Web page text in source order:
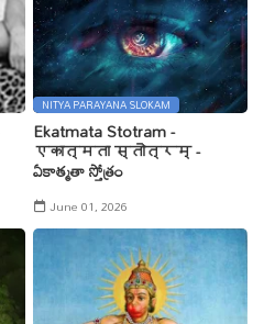
NITYA PARAYANA SLOKAM
Ekatmata Stotram -
एकात्मता स्तोत्रम् -
ఏకాత్మతా స్తోత్రం
June 01, 2026